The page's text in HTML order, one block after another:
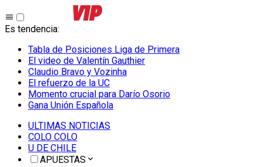
Es tendencia:
Tabla de Posiciones Liga de Primera
El video de Valentín Gauthier
Claudio Bravo y Vozinha
El refuerzo de la UC
Momento crucial para Darío Osorio
Gana Unión Española
ULTIMAS NOTICIAS
COLO COLO
U DE CHILE
APUESTAS